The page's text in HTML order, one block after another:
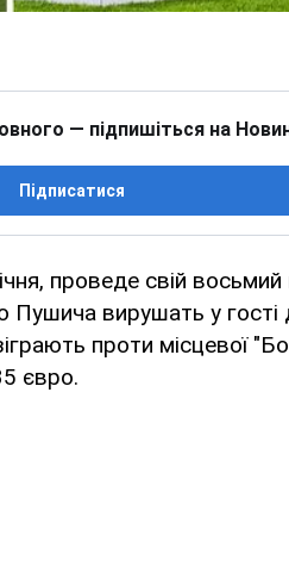
— підпишіться на
Підписатися
проведе свій восьмий
Пушича вирушать у
проти місцевої
євро.